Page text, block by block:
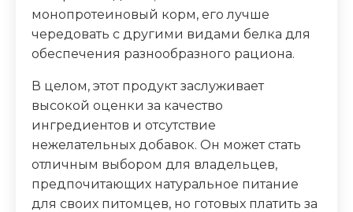
монопротеиновый корм, его лучше
чередовать с другими видами белка для
обеспечения разнообразного рациона.
В целом, этот продукт заслуживает
высокой оценки за качество
ингредиентов и отсутствие
нежелательных добавок. Он может стать
отличным выбором для владельцев,
предпочитающих натуральное питание
для своих питомцев, но готовых платить за